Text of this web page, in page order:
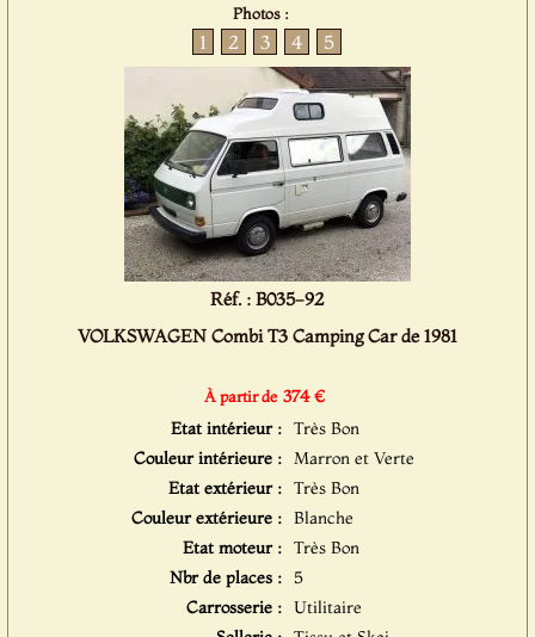
Photos :
1 2 3 4 5
Réf. : B035-92
VOLKSWAGEN Combi T3 Camping Car de 1981
À partir de 374 €
Etat intérieur : Très Bon
Couleur intérieure : Marron et Verte
Etat extérieur : Très Bon
Couleur extérieure : Blanche
Etat moteur : Très Bon
Nbr de places : 5
Carrosserie : Utilitaire